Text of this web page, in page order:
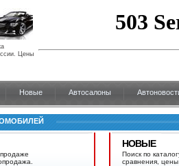
Цены
Новые Автосалоны
НОВЫЕ
Поиск по
сравнения,